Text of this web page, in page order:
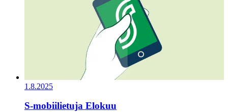
1.8.2025
S-mobiilietuja Elokuu